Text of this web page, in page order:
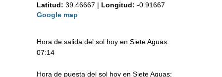
Latitud: 39.46667 | Longitud: -0.91667
Google map
Hora de salida del sol hoy en Siete Aguas:
07:14
Hora de puesta del sol hoy en Siete Aguas: